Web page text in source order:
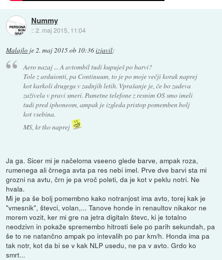
Nummy
::2. maj 2015, 11:04
Malajlo je2. maj 2015 ob 10:36izjavil:
Aero nazaj ... A avtombil tudi kupuješ po barvi?
Tole z arduionti, pa Continuum, to je po moje večji korak naprej
kot karkoli drugega v zadnjih letih. Vprašanje je, če bo zadeva
zaživela v pravi smeri. Pametne telefone z resnim OS smo imeli
tudi pred iphoneom, ampak je izgleda pristop pomemben bolj
kot vsebina.
MS, kr tko naprej
Ja ga. Sicer mi je načeloma vseeno glede barve, ampak roza,
rumenega ali črnega avta pa res nebi imel. Prve dve barvi sta mi
grozni na avtu, črn je pa vroč poleti, da je kot v peklu notri. Ne
hvala.
Mi je pa še bolj pomembno kako notranjost ima avto, torej kak je
"vmesnik", števci, volan,... Tanove honde in renaultov nikakor ne
morem vozit, ker mi gre na jetra digitaln števc, ki je totalno
neodzivn in pokaže spremembo hitrosti šele po parih sekundah, pa
še to ne natančno ampak po intevalih po par km/h. Honda ima pa
tak notr, kot da bi se v kak NLP usedu, ne pa v avto. Grdo ko
smrt...